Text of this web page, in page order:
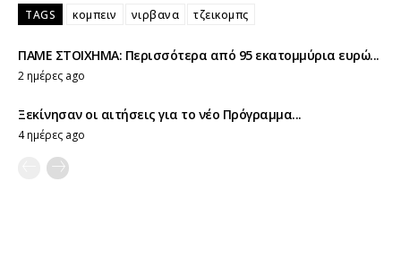
TAGS κομπειν νιρβανα τζεικομπς
ΠΑΜΕ ΣΤΟΙΧΗΜΑ: Περισσότερα από 95 εκατομμύρια ευρώ...
2 ημέρες ago
Ξεκίνησαν οι αιτήσεις για το νέο Πρόγραμμα...
4 ημέρες ago